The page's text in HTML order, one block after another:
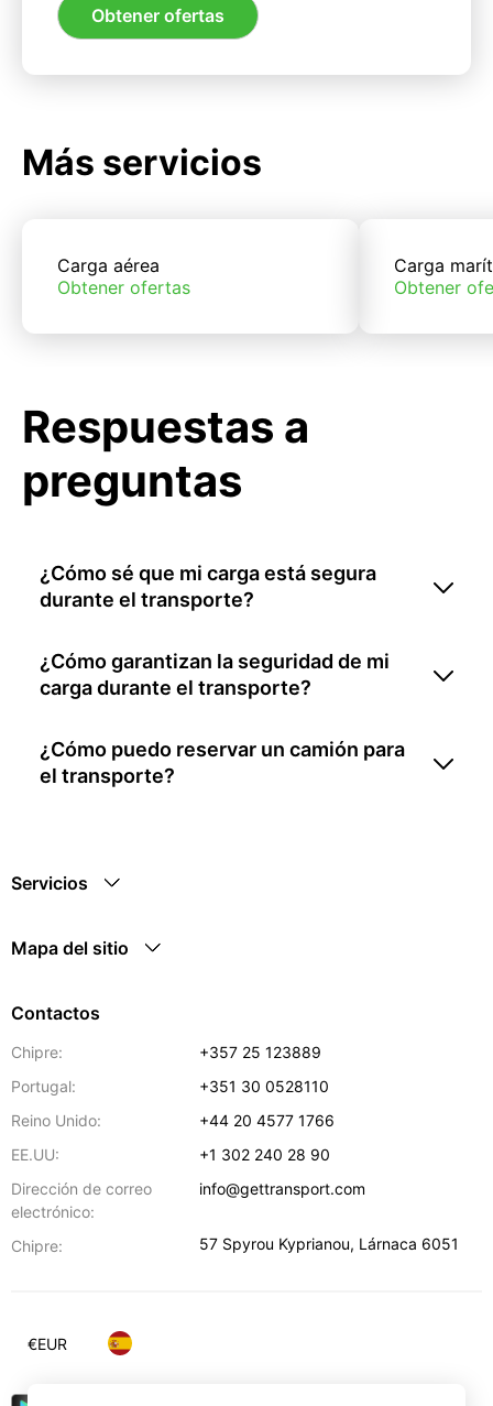
Obtener ofertas
Más servicios
Carga aérea
Obtener ofertas
Carga
Obtener
Respuestas a
preguntas
¿Cómo sé que mi carga está segura
durante el transporte?
¿Cómo garantizan la seguridad de mi
carga durante el transporte?
¿Cómo puedo reservar un camión para
el transporte?
Servicios
Mapa del sitio
Contactos
Chipre:
+357 25 123889
Portugal:
+351 30 0528110
Reino Unido:
+44 20 4577 1766
EE.UU:
+1 302 240 28 90
Dirección de correo
electrónico:
info@gettransport.com
Chipre: 57 Spyrou Kyprianou, Lárnaca 6051
€EUR